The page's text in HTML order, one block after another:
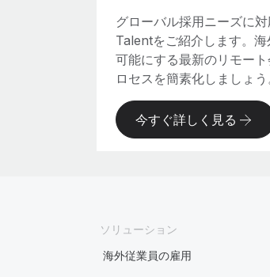
グローバル採用ニーズに
Talentをご紹介します。
可能にする最新のリモー
ロセスを簡素化しましょう
今すぐ詳しく見る
ソリューション
海外従業員の雇用